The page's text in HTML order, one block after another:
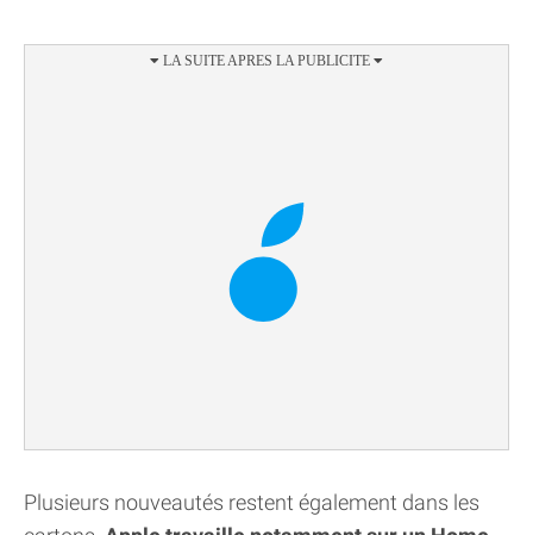
Plusieurs nouveautés restent également dans les